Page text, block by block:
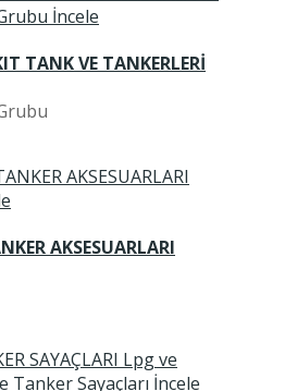
TANK VE TANKERLERİ
AKSESUARLARI